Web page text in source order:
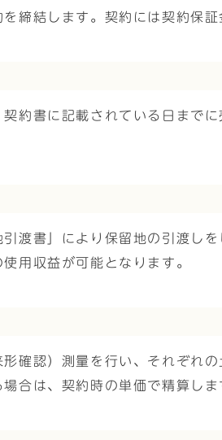
締結します。契約には契約保
約書に記載されている日まで
渡書」により保留地の引渡し
用収益が可能となります。
確認）測量を行い、それぞれの
合は、契約時の単価で精算しま